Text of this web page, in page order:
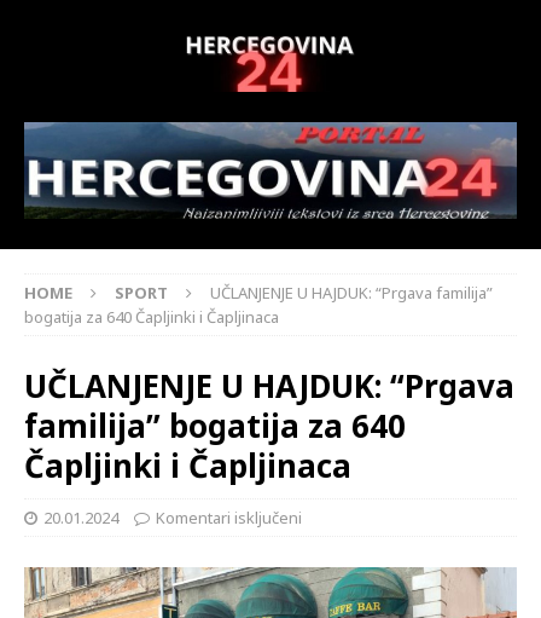
HOME SPORT
UČLANJENJE U HAJDUK: “Prgava familija”
bogatija za 640 Čapljinki i Čapljinaca
UČLANJENJE U HAJDUK: “Prgava
familija” bogatija za 640
Čapljinki i Čapljinaca
20.01.2024 Komentari isključeni